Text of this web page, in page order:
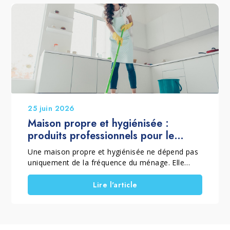
remplacer. Grâce à une restauration
professionnelle, la surface peut retrouver son
équilibre naturel. Ainsi, le parquet conserve son
esthétique et prolonge sa durée de vie.
25 juin 2026
Maison propre et hygiénisée :
produits professionnels pour le
nettoyage de la maison
Une maison propre et hygiénisée ne dépend pas
uniquement de la fréquence du ménage. Elle
dépend aussi de la méthode employée et des
produits utilisés. C'est pourquoi, lorsqu'il est
question de produits professionnels pour le
Lire l'article